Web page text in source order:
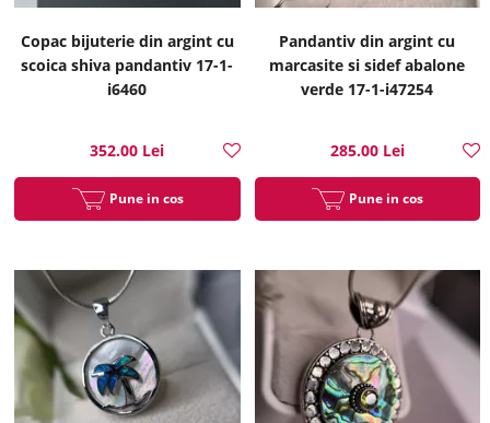
Copac bijuterie din argint cu
scoica shiva pandantiv 17-1-
i6460
352.00 Lei
Pune in cos
Pandantiv din argint cu
marcasite si sidef abalone
verde 17-1-i47254
285.00 Lei
Pune in cos